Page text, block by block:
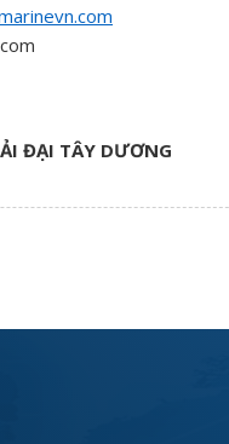
ĐẠI TÂY DƯƠNG